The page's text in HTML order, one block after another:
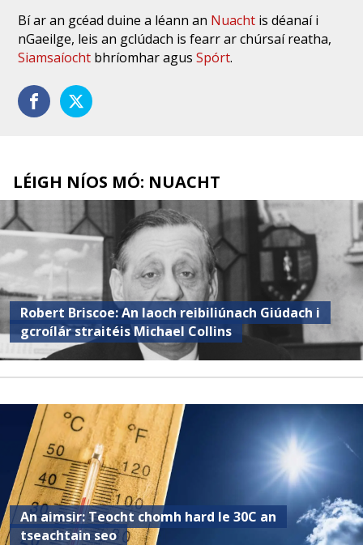
Bí ar an gcéad duine a léann an Nuacht is déanaí i
nGaeilge, leis an gclúdach is fearr ar chúrsaí reatha,
Siamsaíocht bhríomhar agusSpórt.
LÉIGH NÍOS MÓ: NUACHT
Robert Briscoe: An laoch reibiliúnach Giúdach i
gcroílár straitéis Michael Collins
An aimsir: Teocht chomh hard le 30C an
tseachtain seo